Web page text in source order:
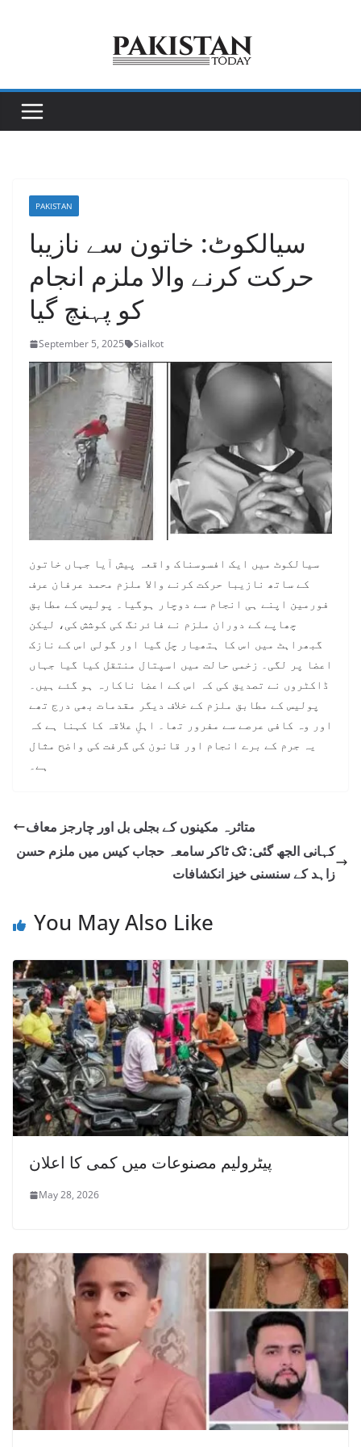
PAKISTAN
سیالکوٹ: خاتون سے نازیبا
حرکت کرنے والا ملزم انجام
کو پہنچ گیا
September 5, 2025 Sialkot
سیالکوٹ میں ایک افسوسناک واقعہ پیش آیا جہاں خاتون
کے ساتھ نازیبا حرکت کرنے والا ملزم محمد عرفان عرف
فورمین اپنے ہی انجام سے دوچار ہوگیا۔ پولیس کے مطابق
چھاپے کے دوران ملزم نے فائرنگ کی کوشش کی، لیکن
گبھراہٹ میں اس کا ہتھیار چل گیا اور گولی اس کے نازک
اعضا پر لگی۔ زخمی حالت میں اسپتال منتقل کیا گیا جہاں
ڈاکٹروں نے تصدیق کی کہ اس کے اعضا ناکارہ ہو گئے ہیں۔
پولیس کے مطابق ملزم کے خلاف دیگر مقدمات بھی درج تھے
اور وہ کافی عرصے سے مفرور تھا۔ اہلِ علاقہ کا کہنا ہے کہ
یہ جرم کے برے انجام اور قانون کی گرفت کی واضح مثال
ہے۔
متاثرہ مکینوں کے بجلی بل اور چارجز معاف
کہانی الجھ گئی: ٹک ٹاکر سامعہ حجاب کیس میں ملزم حسن
زاہد کے سنسنی خیز انکشافات
You May Also Like
پیٹرولیم مصنوعات میں کمی کا اعلان
May 28, 2026